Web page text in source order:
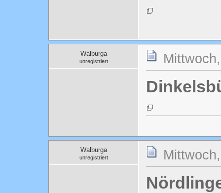
Walburga
unregistriert
Walburga
unregistriert